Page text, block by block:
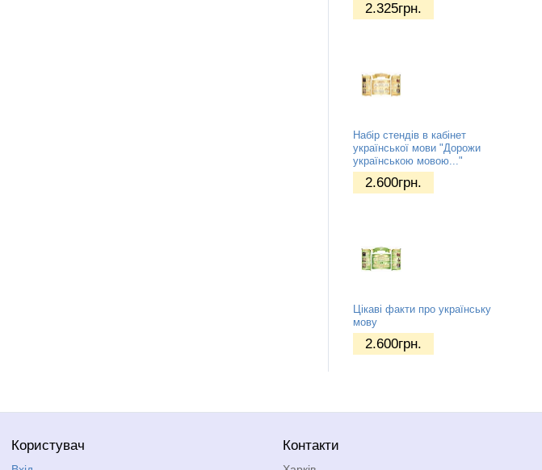
2.325грн.
Набір стендів в кабінет
української мови "Дорожи
українською мовою..."
2.600грн.
Цікаві факти про українську
мову
2.600грн.
Користувач Контакти